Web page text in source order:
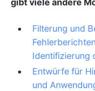
gibt viele andere
Filterung und
Identifizierung
Entwürfe für
und